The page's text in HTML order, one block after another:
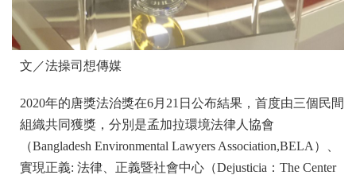
文／法操司想傳媒
2020年的唐獎法治獎在6月21日公布結果，首度由三個民間
組織共同獲獎，分別是孟加拉環境法律人協會
（Bangladesh Environmental Lawyers Association,BELA）、
實現正義: 法律、正義暨社會中心（Dejusticia：The Center